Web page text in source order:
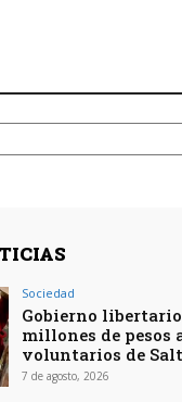
Sociedad
Gobierno libertario
millones de pesos
voluntarios de
7 de agosto, 2026